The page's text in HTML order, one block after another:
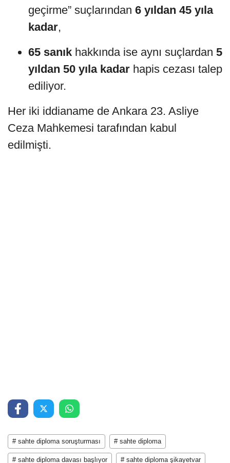
geçirme” suçlarından 6 yıldan 45 yıla
kadar,
65 sanık hakkında ise aynı suçlardan 5
yıldan 50 yıla kadar hapis cezası talep
ediliyor.
Her iki iddianame de Ankara 23. Asliye
Ceza Mahkemesi tarafından kabul
edilmişti.
# sahte diploma soruşturması # sahte diploma
# sahte diploma davası başlıyor # sahte diploma şikayetvar